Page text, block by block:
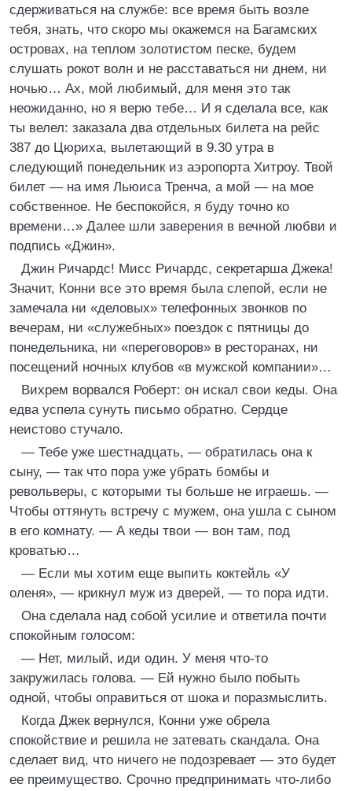
сдерживаться на службе: все время быть возле
тебя, знать, что скоро мы окажемся на Багамских
островах, на теплом золотистом песке, будем
слушать рокот волн и не расставаться ни днем, ни
ночью… Ах, мой любимый, для меня это так
неожиданно, но я верю тебе… И я сделала все, как
ты велел: заказала два отдельных билета на рейс
387 до Цюриха, вылетающий в 9.30 утра в
следующий понедельник из аэропорта Хитроу. Твой
билет — на имя Льюиса Тренча, а мой — на мое
собственное. Не беспокойся, я буду точно ко
времени…» Далее шли заверения в вечной любви и
подпись «Джин».
Джин Ричардс! Мисс Ричардс, секретарша Джека!
Значит, Конни все это время была слепой, если не
замечала ни «деловых» телефонных звонков по
вечерам, ни «служебных» поездок с пятницы до
понедельника, ни «переговоров» в ресторанах, ни
посещений ночных клубов «в мужской компании»…
Вихрем ворвался Роберт: он искал свои кеды. Она
едва успела сунуть письмо обратно. Сердце
неистово стучало.
— Тебе уже шестнадцать, — обратилась она к
сыну, — так что пора уже убрать бомбы и
револьверы, с которыми ты больше не играешь. —
Чтобы оттянуть встречу с мужем, она ушла с сыном
в его комнату. — А кеды твои — вон там, под
кроватью…
— Если мы хотим еще выпить коктейль «У
оленя», — крикнул муж из дверей, — то пора идти.
Она сделала над собой усилие и ответила почти
спокойным голосом:
— Нет, милый, иди один. У меня что-то
закружилась голова. — Ей нужно было побыть
одной, чтобы оправиться от шока и поразмыслить.
Когда Джек вернулся, Конни уже обрела
спокойствие и решила не затевать скандала. Она
сделает вид, что ничего не подозревает — это будет
ее преимущество. Срочно предпринимать что-либо